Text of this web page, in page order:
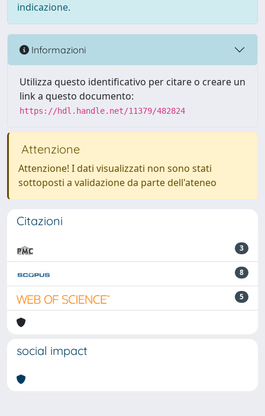
indicazione.
Informazioni
Utilizza questo identificativo per citare o creare un
link a questo documento:
https://hdl.handle.net/11379/482824
Attenzione
Attenzione! I dati visualizzati non sono stati
sottoposti a validazione da parte dell'ateneo
Citazioni
3
8
5
social impact